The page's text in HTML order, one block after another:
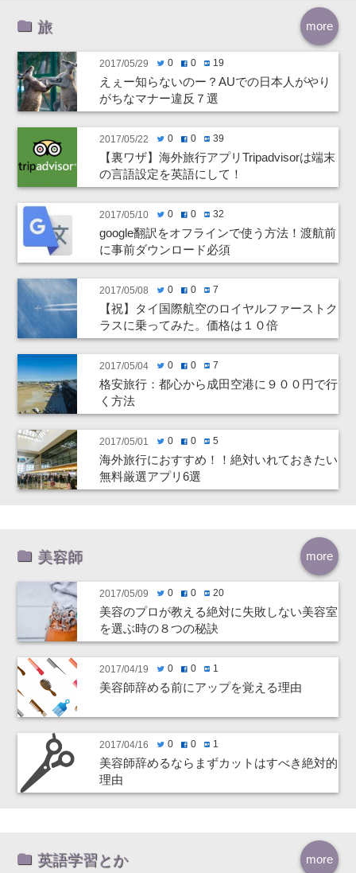
more
旅
2017/05/29 twitter0 facebook0 hatenabookmark 19
えぇー知らないのー？AUでの日本人がやり
がちなマナー違反７選
2017/05/22 twitter0 facebook0 hatenabookmark39
【裏ワザ】海外旅行アプリTripadvisorは端末
の言語設定を英語にして！
2017/05/10 twitter0 facebook0 hatenabookmark32
google翻訳をオフラインで使う方法！渡航前
に事前ダウンロード必須
2017/05/08 twitter0 facebook0 hatenabookmark7
【祝】タイ国際航空のロイヤルファーストク
ラスに乗ってみた。価格は１０倍
2017/05/04 twitter0 facebook0 hatenabookmark7
格安旅行：都心から成田空港に９００円で行
く方法
2017/05/01 twitter0 facebook0 hatenabookmark5
海外旅行におすすめ！！絶対いれておきたい
無料厳選アプリ6選
more
美容師
2017/05/09 twitter0 facebook0 hatenabookmark20
美容のプロが教える絶対に失敗しない美容室
を選ぶ時の８つの秘訣
2017/04/19 twitter0 facebook0 hatenabookmark 1
美容師辞める前にアップを覚える理由
2017/04/16 twitter0 facebook0 hatenabookmark 1
美容師辞めるならまずカットはすべき絶対的
理由
more
英語学習とか